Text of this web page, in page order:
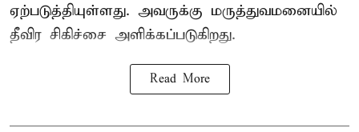
ஏற்படுத்தியுள்ளது. அவருக்கு மருத்துவமனையில்
தீவிர சிகிச்சை அளிக்கப்படுகிறது.
Read More